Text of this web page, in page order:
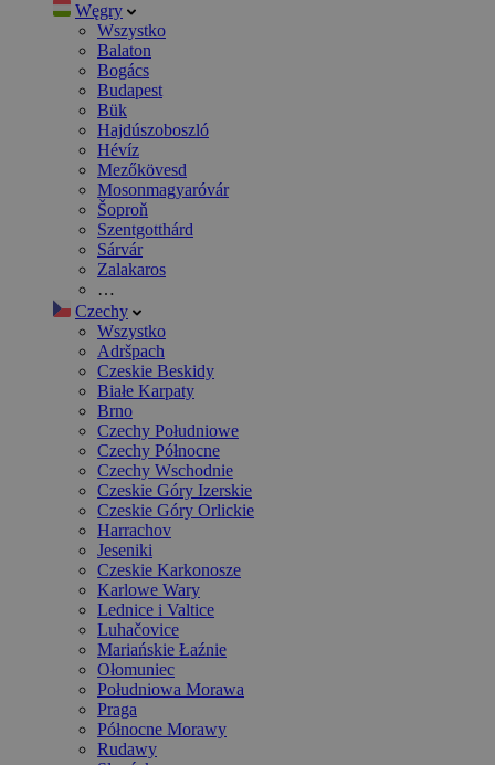
Węgry
Wszystko
Balaton
Bogács
Budapest
Bük
Hajdúszoboszló
Hévíz
Mezőkövesd
Mosonmagyaróvár
Šoproň
Szentgotthárd
Sárvár
Zalakaros
…
Czechy
Wszystko
Adršpach
Czeskie Beskidy
Białe Karpaty
Brno
Czechy Południowe
Czechy Północne
Czechy Wschodnie
Czeskie Góry Izerskie
Czeskie Góry Orlickie
Harrachov
Jeseniki
Czeskie Karkonosze
Karlowe Wary
Lednice i Valtice
Luhačovice
Mariańskie Łaźnie
Ołomuniec
Południowa Morawa
Praga
Północne Morawy
Rudawy